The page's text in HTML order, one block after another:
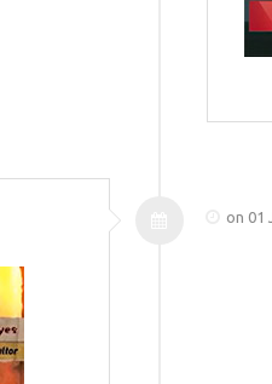
on 01